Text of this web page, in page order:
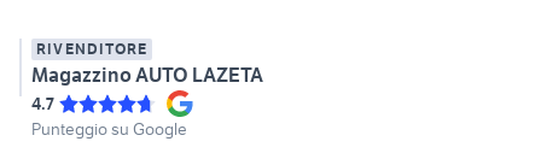
RIVENDITORE
Magazzino AUTO LAZETA
4.7
Punteggio su Google